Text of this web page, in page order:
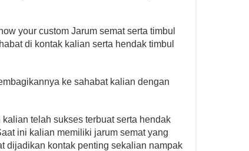
your custom Jarum semat serta timbul
di kontak kalian serta hendak timbul
ke sahabat kalian dengan
telah sukses terbuat serta hendak
ini kalian memiliki jarum semat yang
dijadikan kontak penting sekalian nampak